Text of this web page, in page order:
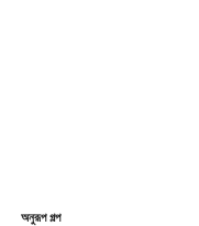
অনুরূপ গল্প